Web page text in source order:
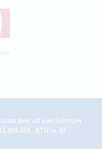
deel uit van Syntrum
- BTW nr. BE